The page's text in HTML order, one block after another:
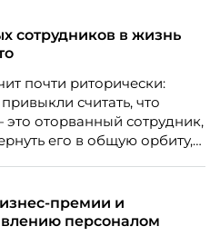
сотрудников в жизнь
почти риторически:
считать, что
оторванный сотрудник,
его в общую орбиту,
на неудобном
обратное тому, что
свежего выпуска
премии и
персоналом